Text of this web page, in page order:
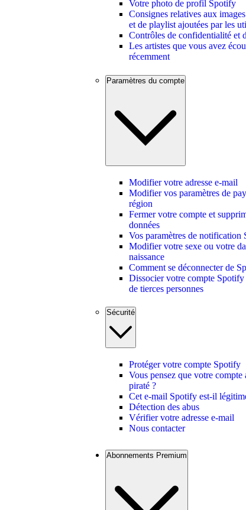
Votre photo de profil Spotify
Consignes relatives aux
et de playlist ajoutées par les
Contrôles de confidentialité et
Les artistes que vous avez
récemment
Paramètres du compte
Modifier votre adresse e-mail
Modifier vos paramètres de
région
Fermer votre compte et
données
Vos paramètres de notification
Modifier votre sexe ou votre
naissance
Comment se déconnecter de
Dissocier votre compte Spotify
de tierces personnes
Sécurité
Protéger votre compte Spotify
Vous pensez que votre compte
piraté ?
Cet e-mail Spotify est-il
Détection des abus
Vérifier votre adresse e-mail
Nous contacter
Abonnements Premium